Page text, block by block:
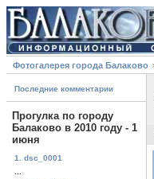
Фотогалерея города Балаково
Последние комментарии
Прогулка по городу
Балаково в 2010 году - 1
июня
1. dsc_0001